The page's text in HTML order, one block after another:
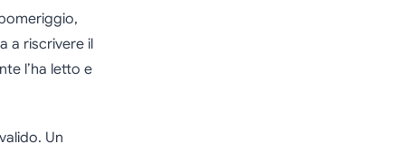
a riscrivere il
l’ha letto e
Un